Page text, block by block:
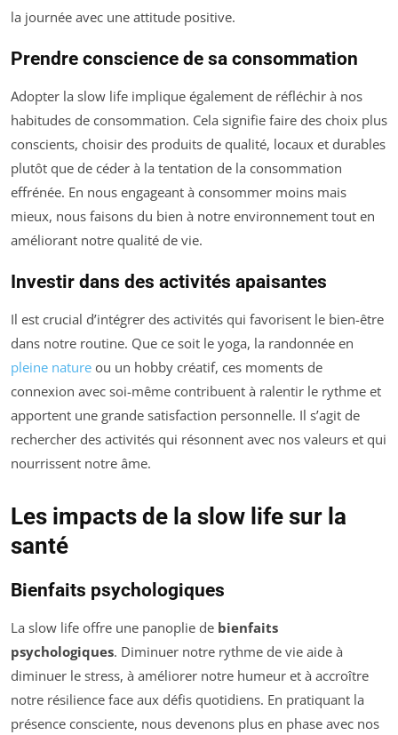
la journée avec une attitude positive.
Prendre conscience de sa consommation
Adopter la slow life implique également de réfléchir à nos
habitudes de consommation. Cela signifie faire des choix plus
conscients, choisir des produits de qualité, locaux et durables
plutôt que de céder à la tentation de la consommation
effrénée. En nous engageant à consommer moins mais
mieux, nous faisons du bien à notre environnement tout en
améliorant notre qualité de vie.
Investir dans des activités apaisantes
Il est crucial d’intégrer des activités qui favorisent le bien-être
dans notre routine. Que ce soit le yoga, la randonnée en
pleine nature ou un hobby créatif, ces moments de
connexion avec soi-même contribuent à ralentir le rythme et
apportent une grande satisfaction personnelle. Il s’agit de
rechercher des activités qui résonnent avec nos valeurs et qui
nourrissent notre âme.
Les impacts de la slow life sur la
santé
Bienfaits psychologiques
La slow life offre une panoplie de bienfaits
psychologiques. Diminuer notre rythme de vie aide à
diminuer le stress, à améliorer notre humeur et à accroître
notre résilience face aux défis quotidiens. En pratiquant la
présence consciente, nous devenons plus en phase avec nos